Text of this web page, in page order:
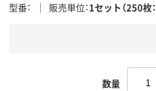
型番 販売単位 1セット（250枚
数量